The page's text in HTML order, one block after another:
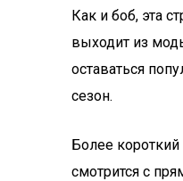
Как и боб, эта
выходит из
оставаться
сезон.
Более
смотрится с